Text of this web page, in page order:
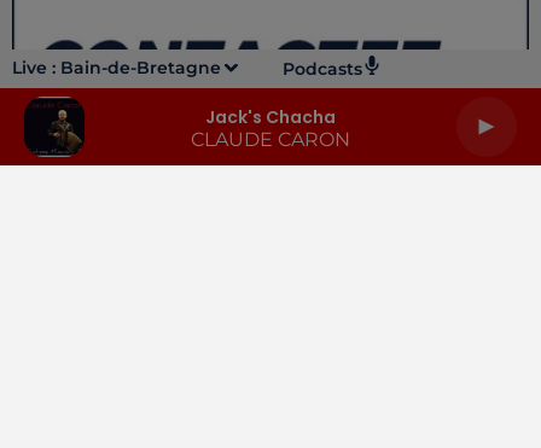
Live : Bain-de-Bretagne Podcasts
Jack's Chacha
CLAUDE CARON